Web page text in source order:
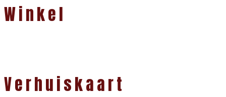
Winkel
Verhuiskaart